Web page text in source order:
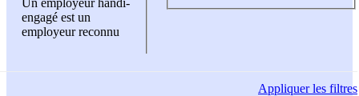
Un employeur handi-
engagé est un
employeur reconnu
Appliquerles filtres